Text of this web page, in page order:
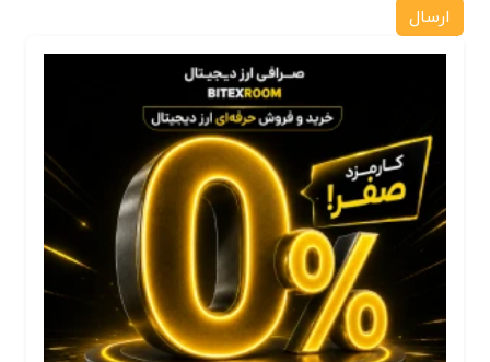
ارسال